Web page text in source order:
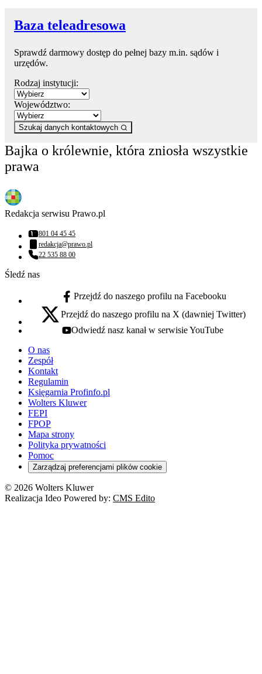
Baza teleadresowa
Sprawdź darmowy dostęp do pełnej bazy m.in. sądów i
urzędów.
Rodzaj instytucji:
Województwo:
Szukaj danych kontaktowych
Bajka o królewnie, która zniosła wszystkie
prawa
Redakcja serwisu Prawo.pl
Numer telefonu:
801 04 45 45
Adres email:
redakcja@prawo.pl
Numer telefonu:
22 535 88 00
Śledź nas
facebook - otwiera się w nowej karcie
Przejdź do naszego profilu na Facebooku
x - otwiera się w nowej karcie
Przejdź do naszego profilu na X (dawniej Twitter)
youtube - otwiera się w nowej karcie
Odwiedź nasz kanał w serwisie YouTube
O nas
Zespół
Kontakt
Regulamin
Księgarnia Profinfo.pl
Wolters Kluwer
FEPI
FPOP
Mapa strony
Polityka prywatności
Pomoc
Zarządzaj preferencjami plików cookie
© 2026 Wolters Kluwer
Realizacja Ideo Powered by: CMS Edito